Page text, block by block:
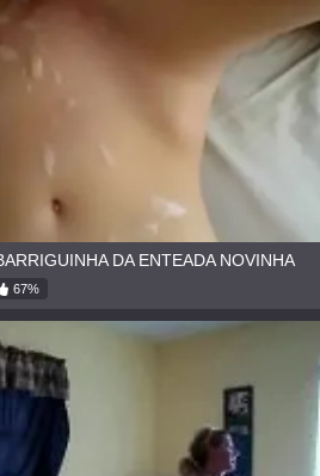
DA ENTEADA NOVINHA
67%